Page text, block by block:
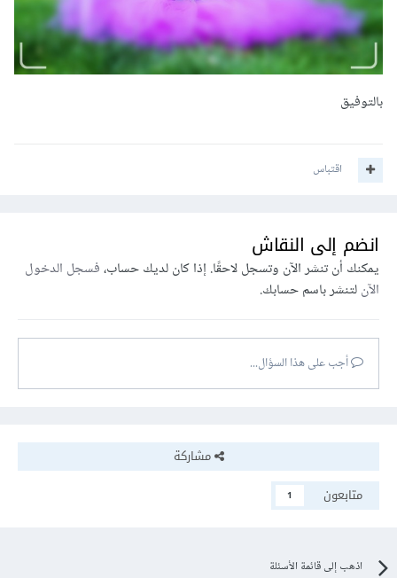
بالتوفيق
اقتباس
انضم إلى النقاش
يمكنك أن تنشر الآن وتسجل لاحقًا. إذا كان لديك حساب،فسجل الدخول
الآنلتنشر باسم حسابك.
أجب على هذا السؤال...
مشاركة
متابعون
1
اذهب إلى قائمة الأسئلة